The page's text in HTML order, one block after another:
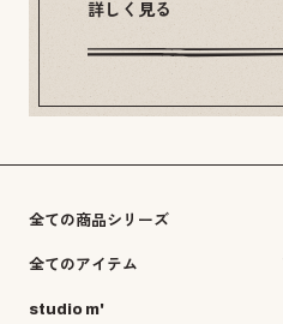
詳しく見る
全ての商品シリーズ
全てのアイテム
studio m'